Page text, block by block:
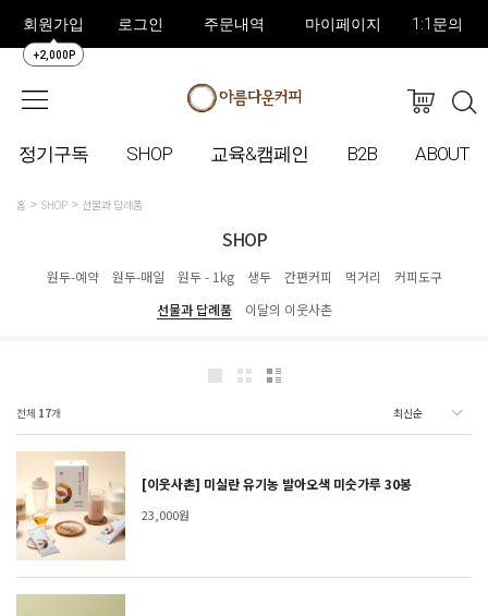
회원가입
+2,000P
로그인 주문내역 마이페이지 1:1문의
정기구독 SHOP 교육&캠페인 B2B ABOUT
홈 SHOP 선물과 답례품
SHOP
원두-예약 원두-매일 원두 - 1kg 생두 간편커피 먹거리
커피도구
선물과 답례품
이달의 이웃사촌
전체 17개
[이웃사촌] 미실란 유기농 발아오색 미숫가루 30봉
23,000원